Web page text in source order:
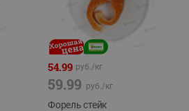
54.99 руб./кг
59.99 руб./кг
Форель стейк